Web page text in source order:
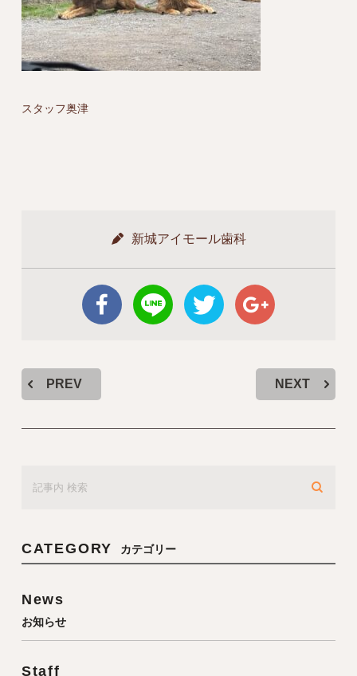
スタッフ奥津
新城アイモール歯科
PREV NEXT
CATEGORY カテゴリー
News
お知らせ
Staff